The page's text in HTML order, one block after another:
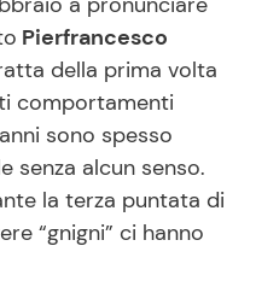
Primi Piatti
Ricette Facili e Veloci
Ricette Feste
Pierfrancesco
della prima volta
comportamenti
sono spesso
senza alcun senso.
la terza puntata di
“gnigni” ci hanno